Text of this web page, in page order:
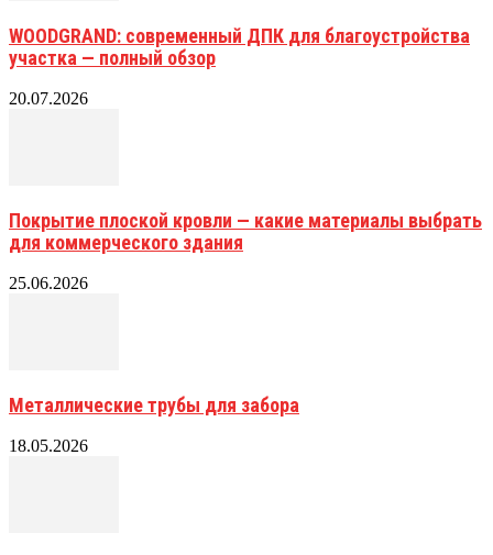
WOODGRAND: современный ДПК для благоустройства
участка — полный обзор
20.07.2026
Покрытие плоской кровли — какие материалы выбрать
для коммерческого здания
25.06.2026
Металлические трубы для забора
18.05.2026